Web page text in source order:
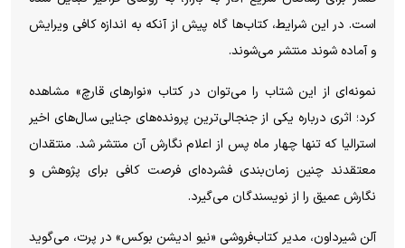
است. در این شرایط، کتاب‌ها گاه پیش از آنکه به اندازه کافی ویرایش
و آماده شوند منتشر می‌شوند.
نمونه‌ای از این شتاب را می‌توان در کتاب «نوار‌های قارچ» مشاهده
کرد؛ اثری درباره یکی از جنجالی‌ترین پرونده‌های جنایی سال‌های اخیر
استرالیا که تنها چهار ماه پس از اعلام نگارش آن منتشر شد. منتقدان
معتقدند چنین زمان‌بندی فشرده‌ای فرصت کافی برای پژوهش و
نگارش عمیق را از نویسندگان می‌گیرد.
آلن شیرداون، مدیر کتاب‌فروشی «نیو ادیشن بوکس» در پرت، می‌گوید